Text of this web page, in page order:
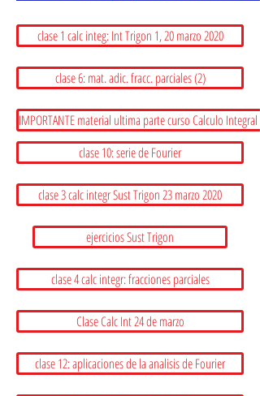
clase 1 calc integ: Int Trigon 1, 20 marzo 2020
clase 6: mat. adic. fracc. parciales (2)
IMPORTANTE material ultima parte curso Calculo Integral
clase 10: serie de Fourier
clase 3 calc integr Sust Trigon 23 marzo 2020
ejercicios Sust Trigon
clase 4 calc integr: fracciones parciales
Clase Calc Int 24 de marzo
clase 12: aplicaciones de la analisis de Fourier